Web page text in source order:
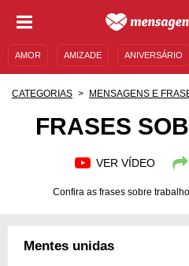
AMOR AMIZADE ANIVERSÁRIO
CATEGORIAS MENSAGENS E
FRASES
VER VÍDEO
Confira as frases sobre
Mentes unidas